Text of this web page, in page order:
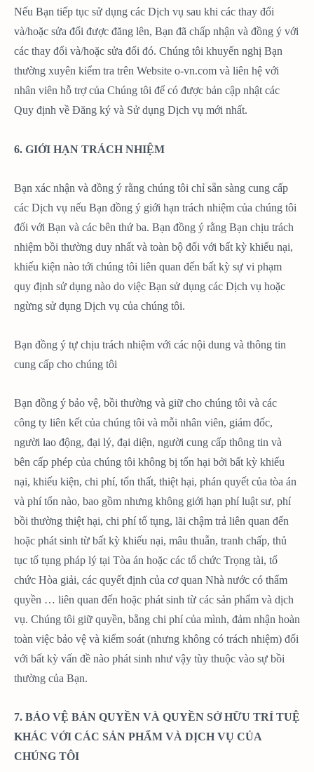
Nếu Bạn tiếp tục sử dụng các Dịch vụ sau khi các thay đổi
và/hoặc sửa đổi được đăng lên, Bạn đã chấp nhận và đồng ý với
các thay đổi và/hoặc sửa đổi đó. Chúng tôi khuyến nghị Bạn
thường xuyên kiểm tra trên Website o-vn.com và liên hệ với
nhân viên hỗ trợ của Chúng tôi để có được bản cập nhật các
Quy định về Đăng ký và Sử dụng Dịch vụ mới nhất.
6. GIỚI HẠN TRÁCH NHIỆM
Bạn xác nhận và đồng ý rằng chúng tôi chỉ sẵn sàng cung cấp
các Dịch vụ nếu Bạn đồng ý giới hạn trách nhiệm của chúng tôi
đối với Bạn và các bên thứ ba. Bạn đồng ý rằng Bạn chịu trách
nhiệm bồi thường duy nhất và toàn bộ đối với bất kỳ khiếu nại,
khiếu kiện nào tới chúng tôi liên quan đến bất kỳ sự vi phạm
quy định sử dụng nào do việc Bạn sử dụng các Dịch vụ hoặc
ngừng sử dụng Dịch vụ của chúng tôi.
Bạn đồng ý tự chịu trách nhiệm với các nội dung và thông tin
cung cấp cho chúng tôi
Bạn đồng ý bảo vệ, bồi thường và giữ cho chúng tôi và các
công ty liên kết của chúng tôi và mỗi nhân viên, giám đốc,
người lao động, đại lý, đại diện, người cung cấp thông tin và
bên cấp phép của chúng tôi không bị tổn hại bởi bất kỳ khiếu
nại, khiếu kiện, chi phí, tổn thất, thiệt hại, phán quyết của tòa án
và phí tổn nào, bao gồm nhưng không giới hạn phí luật sư, phí
bồi thường thiệt hại, chi phí tố tụng, lãi chậm trả liên quan đến
hoặc phát sinh từ bất kỳ khiếu nại, mâu thuẫn, tranh chấp, thủ
tục tố tụng pháp lý tại Tòa án hoặc các tổ chức Trọng tài, tổ
chức Hòa giải, các quyết định của cơ quan Nhà nước có thẩm
quyền … liên quan đến hoặc phát sinh từ các sản phẩm và dịch
vụ. Chúng tôi giữ quyền, bằng chi phí của mình, đảm nhận hoàn
toàn việc bảo vệ và kiểm soát (nhưng không có trách nhiệm) đối
với bất kỳ vấn đề nào phát sinh như vậy tùy thuộc vào sự bồi
thường của Bạn.
7. BẢO VỆ BẢN QUYỀN VÀ QUYỀN SỞ HỮU TRÍ TUỆ
KHÁC VỚI CÁC SẢN PHẨM VÀ DỊCH VỤ CỦA
CHÚNG TÔI